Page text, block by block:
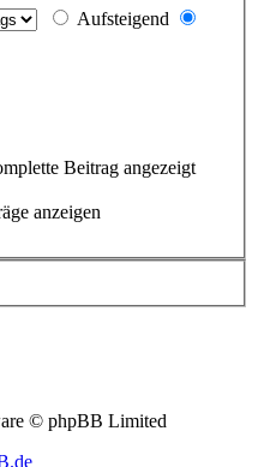
Aufsteigend
Beitrag angezeigt
anzeigen
© phpBB Limited